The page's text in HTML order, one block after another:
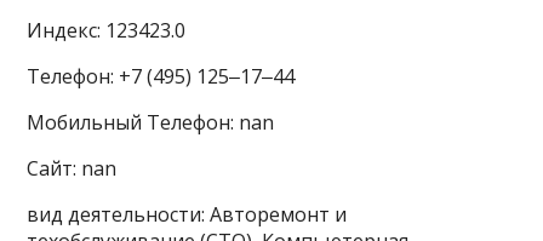
Индекс: 123423.0
Телефон: +7 (495) 125‒17‒44
Мобильный Телефон: nan
Сайт: nan
вид деятельности: Авторемонт и